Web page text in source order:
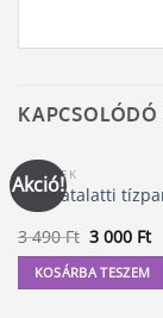
KAPCSOLÓDÓ
Akció!
KÖNYVEK
A tudatalatti
3 490Ft Original
price
was:
3
490 Ft.
3 000 Ft
is:
3
KOSÁRBA TESZEM